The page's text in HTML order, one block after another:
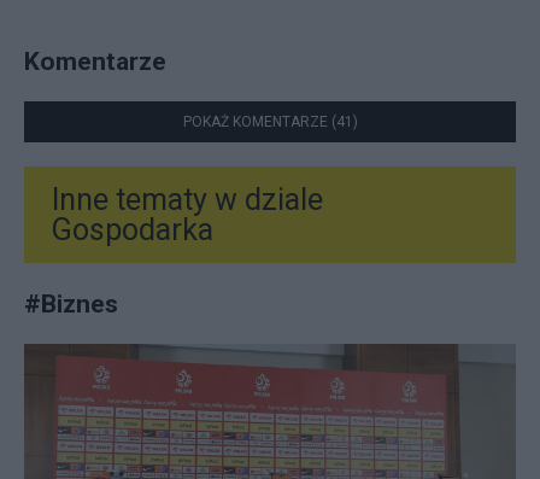
Komentarze
POKAŻ KOMENTARZE (41)
Inne tematy w dziale
Gospodarka
#Biznes